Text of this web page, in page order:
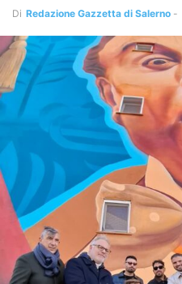
Di Redazione Gazzetta di Salerno -